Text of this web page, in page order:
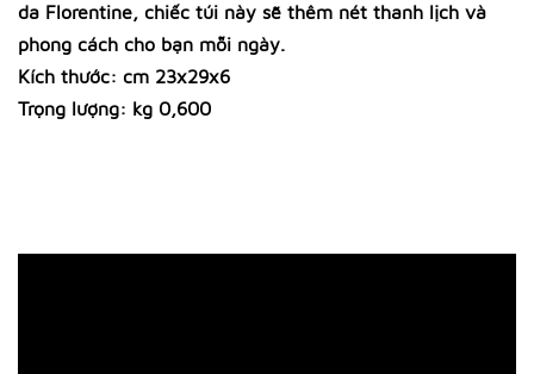
da Florentine, chiếc túi này sẽ thêm nét thanh lịch và
phong cách cho bạn mỗi ngày.
Kích thước: cm 23x29x6
Trọng lượng: kg 0,600